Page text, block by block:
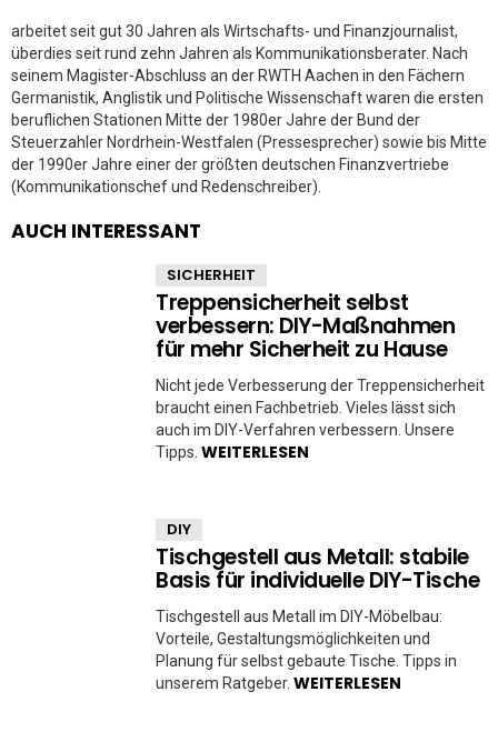
arbeitet seit gut 30 Jahren als Wirtschafts- und Finanzjournalist,
überdies seit rund zehn Jahren als Kommunikationsberater. Nach
seinem Magister-Abschluss an der RWTH Aachen in den Fächern
Germanistik, Anglistik und Politische Wissenschaft waren die ersten
beruflichen Stationen Mitte der 1980er Jahre der Bund der
Steuerzahler Nordrhein-Westfalen (Pressesprecher) sowie bis Mitte
der 1990er Jahre einer der größten deutschen Finanzvertriebe
(Kommunikationschef und Redenschreiber).
AUCH INTERESSANT
SICHERHEIT
Treppensicherheit selbst
verbessern: DIY-Maßnahmen
für mehr Sicherheit zu Hause
Nicht jede Verbesserung der Treppensicherheit
braucht einen Fachbetrieb. Vieles lässt sich
auch im DIY-Verfahren verbessern. Unsere
Tipps. WEITERLESEN
DIY
Tischgestell aus Metall: stabile
Basis für individuelle DIY-Tische
Tischgestell aus Metall im DIY-Möbelbau:
Vorteile, Gestaltungsmöglichkeiten und
Planung für selbst gebaute Tische. Tipps in
unserem Ratgeber. WEITERLESEN